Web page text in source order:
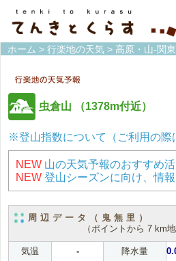
ホーム > 行楽地の天気 > 高原・山-関
虫倉山 （1378m付近）
※登山指数について（ご利用の際
NEW 山の天気予報のおすすめ
NEW 登山シーズンに向け、情
周辺データ（鬼無里）
（ポイントから 7 km地
気温 - 降水量